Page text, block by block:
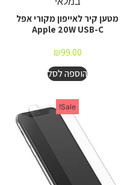
מטען קיר לאייפון מקורי אפל
Apple 20W USB-C
₪99.00
הוספה לסל
Sale!